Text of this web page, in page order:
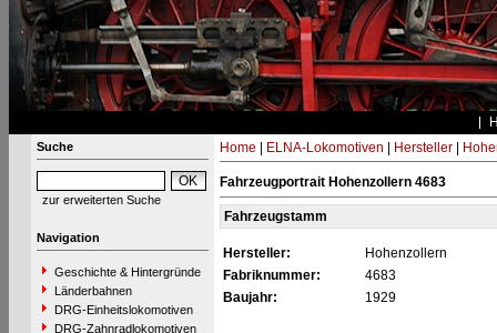
Suche
zur erweiterten Suche
Navigation
Geschichte & Hintergründe
Länderbahnen
DRG-Einheitslokomotiven
DRG-Zahnradlokomotiven
Home ELNA-Lokomotiven Hersteller|
Fahrzeugportrait Hohenzollern 4683
Fahrzeugstamm
Hersteller:
Hohenzollern
Fabriknummer:
4683
Baujahr:
1929